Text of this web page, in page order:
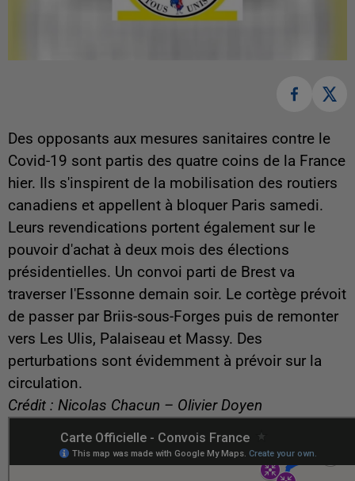
Des opposants aux mesures sanitaires contre le
Covid-19 sont partis des quatre coins de la France
hier. Ils s'inspirent de la mobilisation des routiers
canadiens et appellent à bloquer Paris samedi.
Leurs revendications portent également sur le
pouvoir d'achat à deux mois des élections
présidentielles. Un convoi parti de Brest va
traverser l'Essonne demain soir. Le cortège prévoit
de passer par Briis-sous-Forges puis de remonter
vers Les Ulis, Palaiseau et Massy. Des
perturbations sont évidemment à prévoir sur la
circulation.
Crédit : Nicolas Chacun – Olivier Doyen